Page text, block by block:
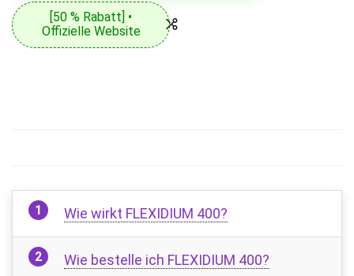
[50 % Rabatt] •
Offizielle Website
Wie wirkt FLEXIDIUM 400?
Wie bestelle ich FLEXIDIUM 400?